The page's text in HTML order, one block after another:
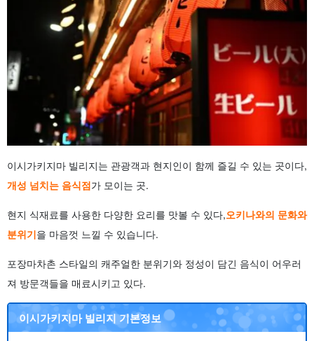
이시가키지마 빌리지는 관광객과 현지인이 함께 즐길 수 있는 곳이다,
개성 넘치는 음식점가 모이는 곳.
현지 식재료를 사용한 다양한 요리를 맛볼 수 있다,오키나와의 문화와
분위기을 마음껏 느낄 수 있습니다.
포장마차촌 스타일의 캐주얼한 분위기와 정성이 담긴 음식이 어우러
져 방문객들을 매료시키고 있다.
이시가키지마 빌리지 기본정보